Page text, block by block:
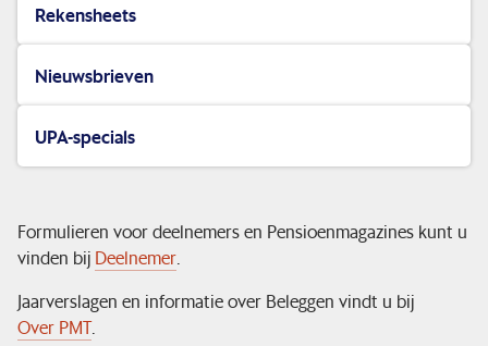
Rekensheets
Nieuwsbrieven
UPA-specials
Formulieren voor deelnemers en Pensioenmagazines kunt u
vinden bij Deelnemer
Jaarverslagen en informatie over Beleggen vindt u bij
Over PMT.